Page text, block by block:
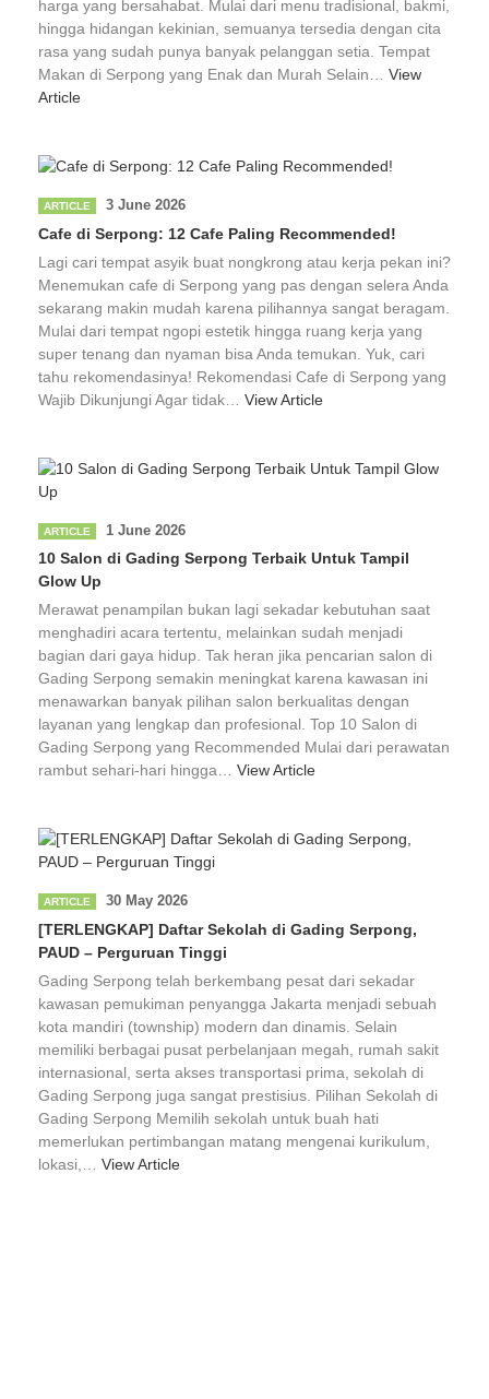
harga yang bersahabat. Mulai dari menu tradisional, bakmi,
hingga hidangan kekinian, semuanya tersedia dengan cita
rasa yang sudah punya banyak pelanggan setia. Tempat
Makan di Serpong yang Enak dan Murah Selain… View
Article
ARTICLE 3 June 2026
Cafe di Serpong: 12 Cafe Paling Recommended!
Lagi cari tempat asyik buat nongkrong atau kerja pekan ini?
Menemukan cafe di Serpong yang pas dengan selera Anda
sekarang makin mudah karena pilihannya sangat beragam.
Mulai dari tempat ngopi estetik hingga ruang kerja yang
super tenang dan nyaman bisa Anda temukan. Yuk, cari
tahu rekomendasinya! Rekomendasi Cafe di Serpong yang
Wajib Dikunjungi Agar tidak… View Article
ARTICLE 1 June 2026
10 Salon di Gading Serpong Terbaik Untuk Tampil
Glow Up
Merawat penampilan bukan lagi sekadar kebutuhan saat
menghadiri acara tertentu, melainkan sudah menjadi
bagian dari gaya hidup. Tak heran jika pencarian salon di
Gading Serpong semakin meningkat karena kawasan ini
menawarkan banyak pilihan salon berkualitas dengan
layanan yang lengkap dan profesional. Top 10 Salon di
Gading Serpong yang Recommended Mulai dari perawatan
rambut sehari-hari hingga… View Article
ARTICLE 30 May 2026
[TERLENGKAP] Daftar Sekolah di Gading Serpong,
PAUD – Perguruan Tinggi
Gading Serpong telah berkembang pesat dari sekadar
kawasan pemukiman penyangga Jakarta menjadi sebuah
kota mandiri (township) modern dan dinamis. Selain
memiliki berbagai pusat perbelanjaan megah, rumah sakit
internasional, serta akses transportasi prima, sekolah di
Gading Serpong juga sangat prestisius. Pilihan Sekolah di
Gading Serpong Memilih sekolah untuk buah hati
memerlukan pertimbangan matang mengenai kurikulum,
lokasi,… View Article